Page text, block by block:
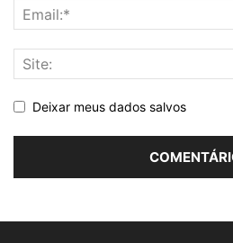
Deixar meus dados salvos